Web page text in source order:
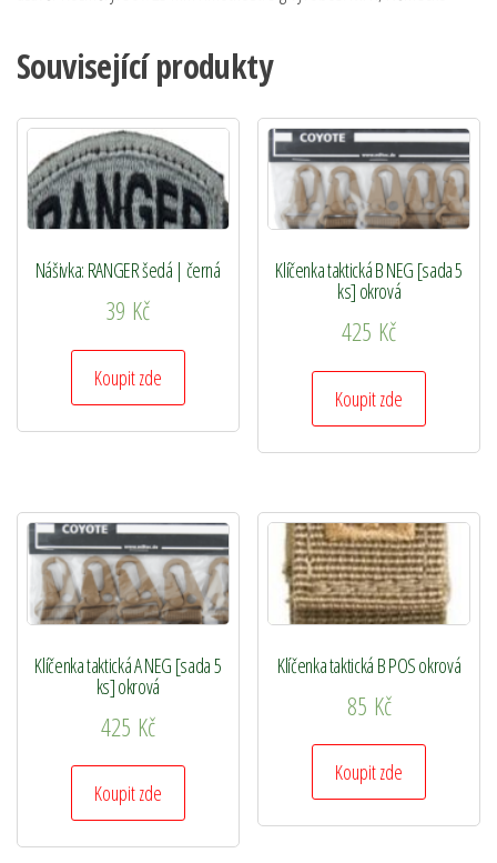
Související produkty
Nášivka: RANGER šedá | černá
39 Kč
Koupit zde
Klíčenka taktická B NEG [sada 5
ks] okrová
425 Kč
Koupit zde
Klíčenka taktická A NEG [sada 5
ks] okrová
425 Kč
Koupit zde
Klíčenka taktická B POS okrová
85 Kč
Koupit zde